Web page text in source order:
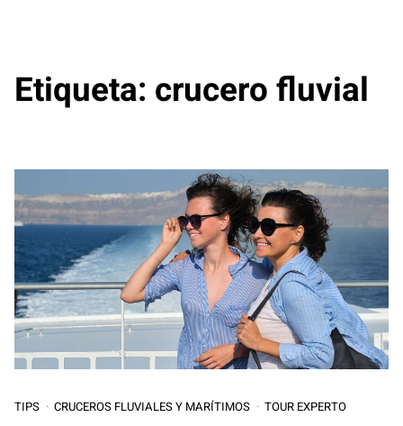
Etiqueta: crucero fluvial
TIPS CRUCEROS FLUVIALES Y MARÍTIMOS TOUR EXPERTO